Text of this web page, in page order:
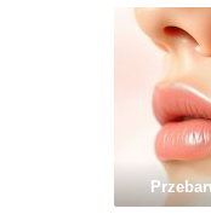
typowe błędy, które